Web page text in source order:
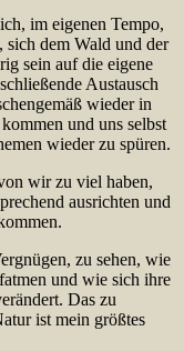
im eigenen Tempo,
sich dem Wald und der
sein auf die eigene
Austausch
wieder in
und uns selbst
wieder zu spüren.
wir zu viel haben,
ausrichten und
zu sehen, wie
und wie sich ihre
Das zu
ist mein größtes